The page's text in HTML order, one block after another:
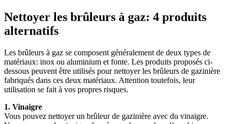
Nettoyer les brûleurs à gaz: 4 produits
alternatifs
Les brûleurs à gaz se composent généralement de deux types de
matériaux: inox ou aluminium et fonte. Les produits proposés ci-
dessous peuvent être utilisés pour nettoyer les brûleurs de gazinière
fabriqués dans ces deux matériaux. Attention toutefois, leur
utilisation se fait à vos propres risques.
1. Vinaigre
Vous pouvez nettoyer un brûleur de gazinière avec du vinaigre.